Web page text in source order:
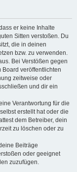
er keine Inhalte
Sitten verstoßen. Du
die in deinen
bzw. zu verwenden.
Bei Verstößen gegen
veröffentlichten
zeitweise oder
und dir ein
Verantwortung für die
erstellt hat oder die
dem Betreiber, dein
zu löschen oder zu
Beiträge
oder geeignet
zuzufügen.